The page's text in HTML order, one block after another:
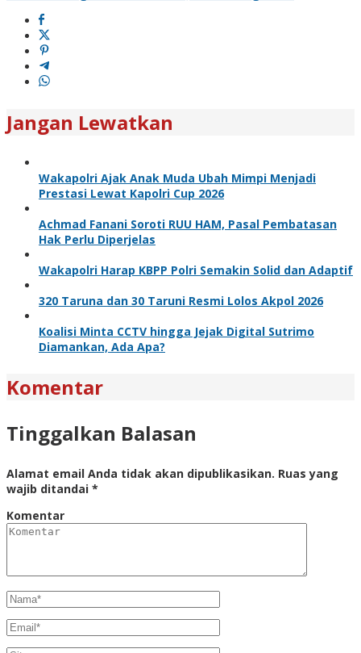
Jangan Lewatkan
Wakapolri Ajak Anak Muda Ubah Mimpi Menjadi
Prestasi Lewat Kapolri Cup 2026
Achmad Fanani Soroti RUU HAM, Pasal Pembatasan
Hak Perlu Diperjelas
Wakapolri Harap KBPP Polri Semakin Solid dan Adaptif
320 Taruna dan 30 Taruni Resmi Lolos Akpol 2026
Koalisi Minta CCTV hingga Jejak Digital Sutrimo
Diamankan, Ada Apa?
Komentar
Tinggalkan Balasan
Alamat email Anda tidak akan dipublikasikan. Ruas yang
wajib ditandai *
Komentar